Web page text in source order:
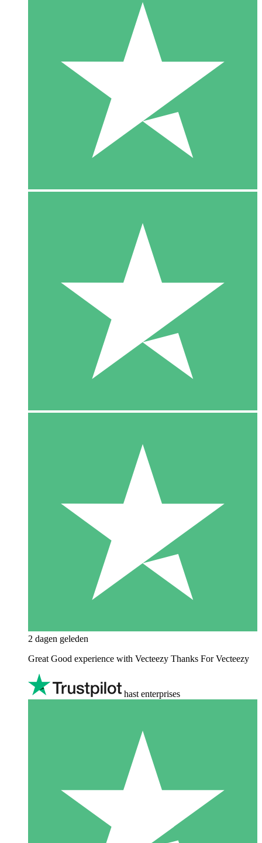
2 dagen geleden
Great Good experience with Vecteezy Thanks For Vecteezy
hast enterprises